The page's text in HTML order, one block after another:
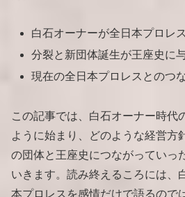
白石オーナーが全日本プロレ
分裂と新団体誕生が王座史に
現在の全日本プロレスとのつ
この記事では、白石オーナー時代
ように始まり、どのような経営方
の団体と王座史につながっていっ
いきます。読み終えるころには、
本プロレスを感情だけで語るので